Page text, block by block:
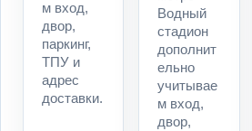
м вход,
двор,
паркинг,
ТПУ и
адрес
доставки.
Водный
стадион
дополнит
ельно
учитывае
м вход,
двор,